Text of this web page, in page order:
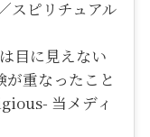
スピリチュアル
目に見えない
重なったこと
当メディ